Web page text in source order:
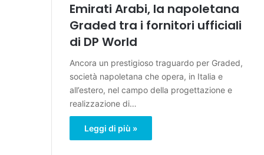
Emirati Arabi, la napoletana
Graded tra i fornitori ufficiali
di DP World
Ancora un prestigioso traguardo per Graded,
società napoletana che opera, in Italia e
all’estero, nel campo della progettazione e
realizzazione di…
Leggi di più »